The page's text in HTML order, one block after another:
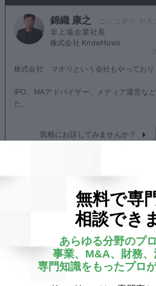
錦織 康之
非上場企業社長
株式会社 KnowHows
株式会社 マオリという会社もやっており
IPO、MAアドバイザー、メディア運営な
た。
気軽にお話してみませんか？
このユーザーの他の投稿
CHATGPTにAIの危険
皆さんやられたかもしれま
性を聞くものを作成してみ
険性を聞いてみました。 以
答が出た範囲まで記載した
無料で専
相談でき
あらゆる分野のプ
事業、M&A、財務
専門知識をもったプロ